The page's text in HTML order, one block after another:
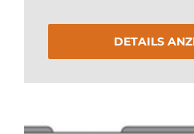
DETAILS